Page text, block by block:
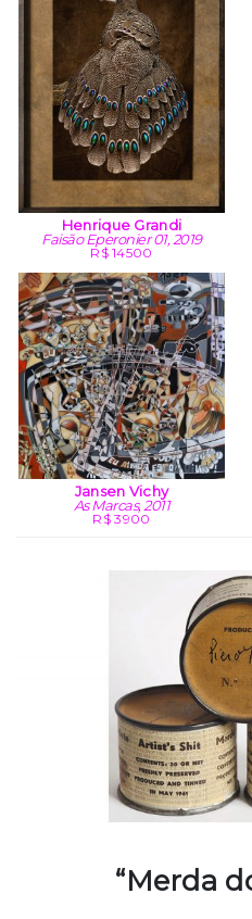
Henrique Grandi
Faisão Eperonier 01, 2019
R$ 14500
Jansen Vichy
As Marcas, 2011
R$ 3900
“Merda